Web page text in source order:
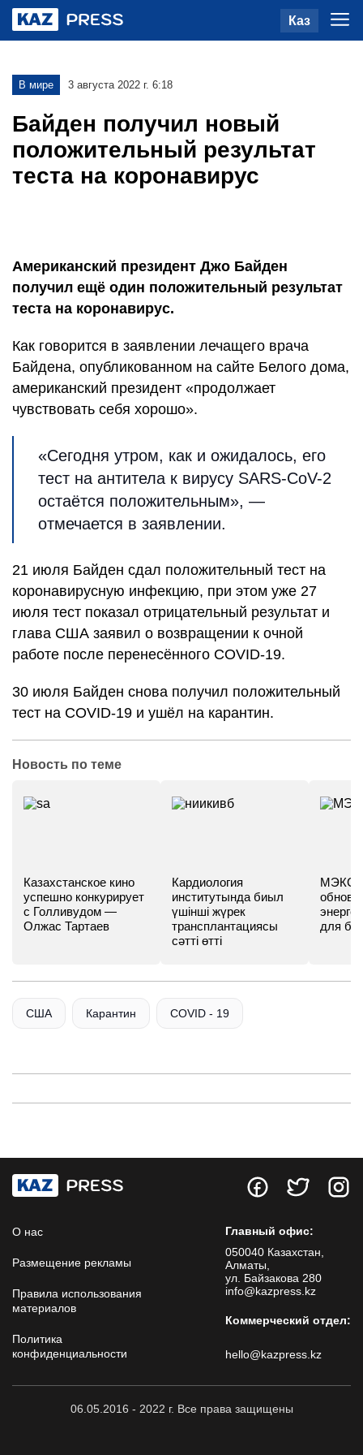
Каз
В мире 3 августа 2022 г. 6:18
Байден получил новый
положительный результат
теста на коронавирус
Американский президент Джо Байден
получил ещё один положительный результат
теста на коронавирус.
Как говорится в заявлении лечащего врача
Байдена, опубликованном на сайте Белого дома,
американский президент «продолжает
чувствовать себя хорошо».
«Сегодня утром, как и ожидалось, его
тест на антитела к вирусу SARS-CoV-2
остаётся положительным», —
отмечается в заявлении.
21 июля Байден сдал положительный тест на
коронавирусную инфекцию, при этом уже 27
июля тест показал отрицательный результат и
глава США заявил о возвращении к очной
работе после перенесённого COVID-19.
30 июля Байден снова получил положительный
тест на COVID-19 и ушёл на карантин.
Новость по теме
Казахстанское кино
успешно конкурирует
с Голливудом —
Олжас Тартаев
Кардиология
институтында биыл
үшінші жүрек
трансплантациясы
сәтті өтті
МЭКС -
для
США Карантин COVID - 19
О нас
Размещение рекламы
Правила использования
материалов
Политика
конфиденциальности
Главный офис:
050040 Казахстан,
Алматы,
ул. Байзакова 280
info@kazpress.kz
Коммерческий отдел:
hello@kazpress.kz
06.05.2016 - 2022 г. Все права защищены